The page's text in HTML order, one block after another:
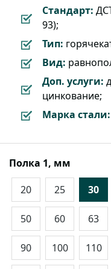
Стандарт:
93);
Тип:
Вид:
Доп. услуги:
цинкование;
Марка стали:
Полка 1, мм
20
25 30
50 60 63
90 100 110